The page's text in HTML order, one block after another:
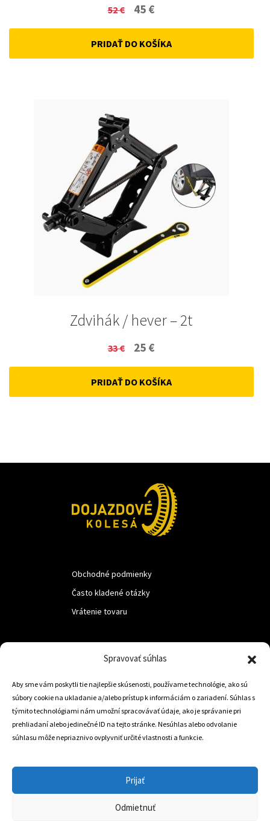
Spravovať súhlas
Aby sme vám poskytli tie najlepšie skúsenosti, používame technológie, ako sú
súbory cookie na ukladanie a/alebo prístup k informáciám o zariadení. Súhlas s
týmito technológiami nám umožní spracovávať údaje, ako je správanie pri
prehliadaní alebo jedinečné ID na tejto stránke. Nesúhlas alebo odvolanie
súhlasu môže nepriaznivo ovplyvniť určité vlastnosti a funkcie.
Prijať
Odmietnuť
52€
Original
price
was:
45 €
price
is:
PRIDAŤ DO KOŠÍKA
Zdvihák / hever – 2t
33€
Original
price
was:
25 €
price
is:
PRIDAŤ DO KOŠÍKA
Obchodné podmienky
Často kladené otázky
Vrátenie tovaru
Trstená 02801
+421 905 806 234
Český Eshop